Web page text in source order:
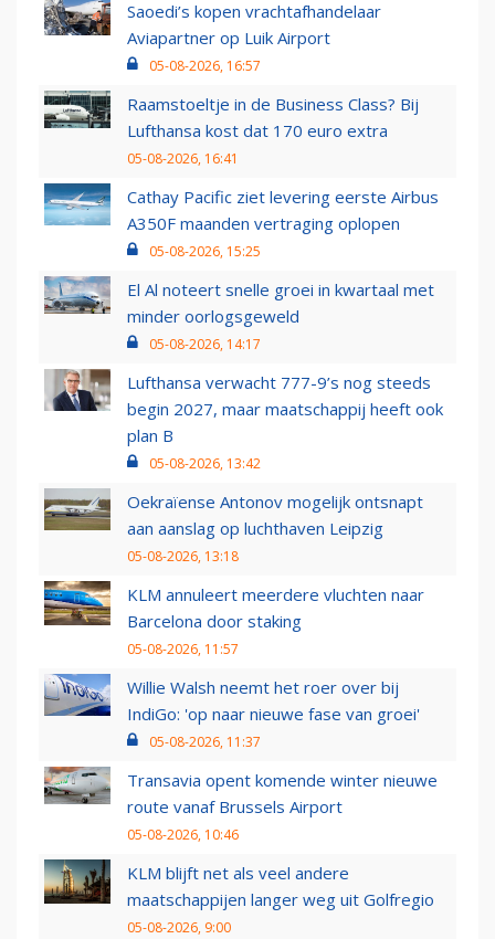
Saoedi’s kopen vrachtafhandelaar
Aviapartner op Luik Airport
05-08-2026, 16:57
Raamstoeltje in de Business Class? Bij
Lufthansa kost dat 170 euro extra
05-08-2026, 16:41
Cathay Pacific ziet levering eerste Airbus
A350F maanden vertraging oplopen
05-08-2026, 15:25
El Al noteert snelle groei in kwartaal met
minder oorlogsgeweld
05-08-2026, 14:17
Lufthansa verwacht 777-9’s nog steeds
begin 2027, maar maatschappij heeft ook
plan B
05-08-2026, 13:42
Oekraïense Antonov mogelijk ontsnapt
aan aanslag op luchthaven Leipzig
05-08-2026, 13:18
KLM annuleert meerdere vluchten naar
Barcelona door staking
05-08-2026, 11:57
Willie Walsh neemt het roer over bij
IndiGo: 'op naar nieuwe fase van groei'
05-08-2026, 11:37
Transavia opent komende winter nieuwe
route vanaf Brussels Airport
05-08-2026, 10:46
KLM blijft net als veel andere
maatschappijen langer weg uit Golfregio
05-08-2026, 9:00